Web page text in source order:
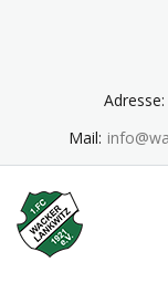
Adresse:
Mail: